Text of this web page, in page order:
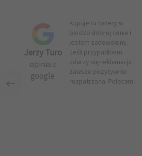
Jerzy Turo
opinia z
google
Kupuje tu tonery w
bardzo dobrej cenie i
jestem zadowolony.
Jeśli przypadkiem
zdarzy się reklamacja
zawsze pozytywnie
rozpatrzona. Polecam.